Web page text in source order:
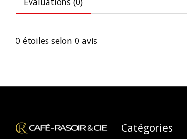
0 étoiles selon 0 avis
Catégories